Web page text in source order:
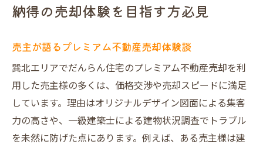
納得の売却体験を目指す方必見
売主が語るプレミアム不動産売却体験談
巽北エリアでだんらん住宅のプレミアム不動産売却を利
用した売主様の多くは、価格交渉や売却スピードに満足
しています。理由はオリジナルデザイン図面による集客
力の高さや、一級建築士による建物状況調査でトラブル
を未然に防げた点にあります。例えば、ある売主様は建